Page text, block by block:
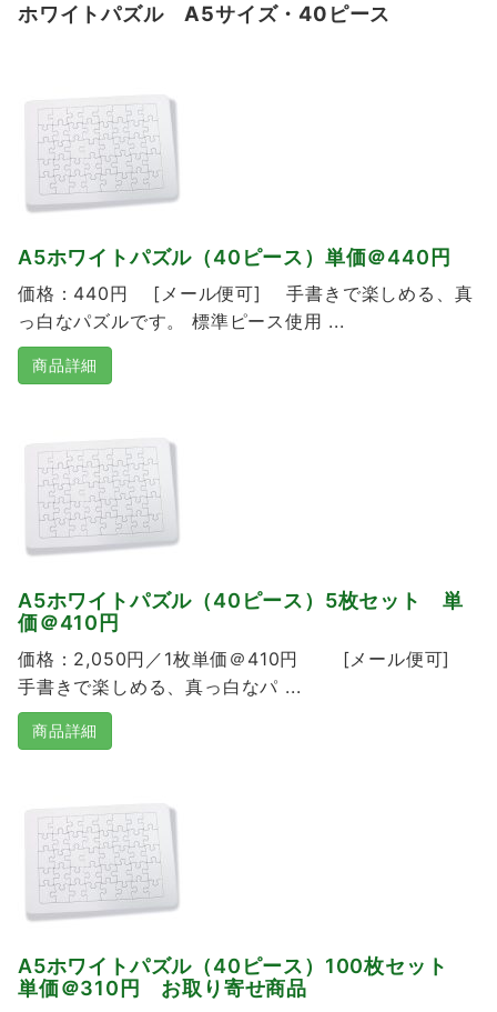
ホワイトパズル A5サイズ・40ピース
A5ホワイトパズル（40ピース）単価＠440円
価格：440円 [メール便可] 手書きで楽しめる、真
っ白なパズルです。 標準ピース使用 ...
商品詳細
A5ホワイトパズル（40ピース）5枚セット 単
価＠410円
価格：2,050円／1枚単価＠410円 [メール便可]
手書きで楽しめる、真っ白なパ ...
商品詳細
A5ホワイトパズル（40ピース）100枚セット
単価＠310円 お取り寄せ商品